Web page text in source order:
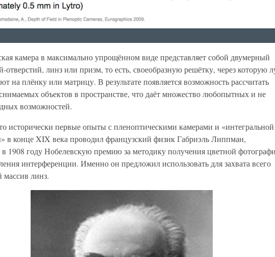
камера в максимально упрощённом виде представляет собой двумерный
отверстий, линз или призм, то есть, своеобразную решётку, через которую
на плёнку или матрицу. В результате появляется возможность рассчитать
объектов в пространстве, что даёт множество любопытных и не
возможностей.
исторически первые опыты с пленоптическими камерами и «интегральной
в конце XIX века проводил французский физик Габриэль Липпман,
1908 году Нобелевскую премию за методику получения цветной
интерференции. Именно он предложил использовать для захвата всего
массив линз.